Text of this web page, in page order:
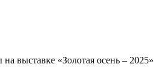
выставке «Золотая осень – 2025»